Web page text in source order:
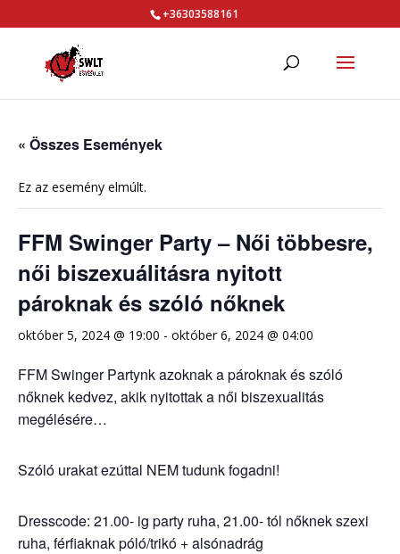
+36303588161
« Összes Események
Ez az esemény elmúlt.
FFM Swinger Party – Női többesre,
női biszexuálitásra nyitott
pároknak és szóló nőknek
október 5, 2024 @ 19:00 - október 6, 2024 @ 04:00
FFM Swinger Partynk azoknak a pároknak és szóló
nőknek kedvez, akik nyitottak a női biszexualitás
megélésére…
Szóló urakat ezúttal NEM tudunk fogadni!
Dresscode: 21.00- ig party ruha, 21.00- tól nőknek szexi
ruha, férfiaknak póló/trikó + alsónadrág